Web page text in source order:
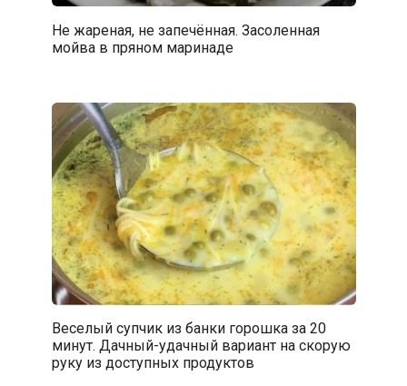
Не жареная, не запечённая. Засоленная
мойва в пряном маринаде
Веселый супчик из банки горошка за 20
минут. Дачный-удачный вариант на скорую
руку из доступных продуктов